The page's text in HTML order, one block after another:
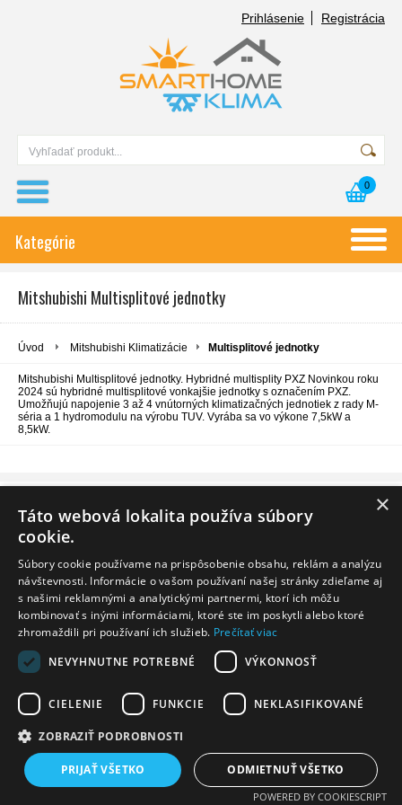
Prihlásenie Registrácia
0
Kategórie
Mitshubishi Multisplitové jednotky
Úvod Mitshubishi Klimatizácie Multisplitové jednotky
Mitshubishi Multisplitové jednotky. Hybridné multisplity PXZ Novinkou roku
2024 sú hybridné multisplitové vonkajšie jednotky s označením PXZ.
Umožňujú napojenie 3 až 4 vnútorných klimatizačných jednotiek z rady M-
séria a 1 hydromodulu na výrobu TUV. Vyrába sa vo výkone 7,5kW a
8,5kW.
Dodanie tovaru
Copyright 2020 - 2026 ©
www.smarthomeklima.sk Inteligentná
domáca klimatizácia
Tvorba webshopu - Atomer.sk
×
Táto webová lokalita používa súbory
cookie.
Súbory cookie používame na prispôsobenie obsahu, reklám a analýzu
návštevnosti. Informácie o vašom používaní našej stránky zdieľame aj
s našimi reklamnými a analytickými partnermi, ktorí ich môžu
kombinovať s inými informáciami, ktoré ste im poskytli alebo ktoré
zhromaždili pri používaní ich služieb. Prečítať viac
NEVYHNUTNE POTREBNÉ
VÝKONNOSŤ
CIELENIE FUNKCIE NEKLASIFIKOVANÉ
ZOBRAZIŤ PODROBNOSTI
PRIJAŤ VŠETKO ODMIETNUŤ VŠETKO
POWERED BY COOKIESCRIPT